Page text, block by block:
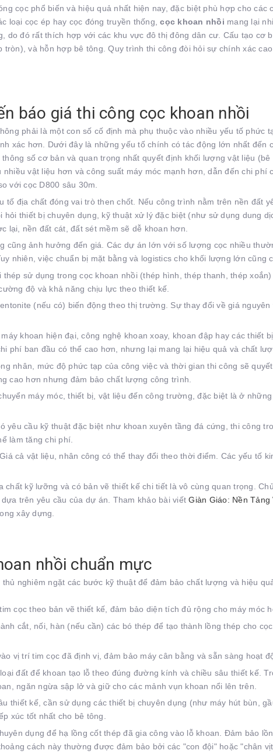
cọc phổ biến và hiệu quả nhất hiện nay, đặc biệt phù hợp cho các
loại cọc ép hay cọc đóng truyền thống,cọc khoan nhồi mang lại
do đó rất thích hợp với các khu vực đô thị đông dân cư. Cấu tạo cơ
và hỗn hợp bê tông. Quy trình thi công đòi hỏi sự chính xác
báo giá thi công cọc khoan nhồi
phải là một con số cố định mà phụ thuộc vào nhiều yếu tố phức
xác hơn. Dưới đây là những yếu tố chính có tác động lớn nhất đến
số cơ bản và quan trọng nhất quyết định khối lượng vật liệu
vật liệu hơn và công suất máy móc mạnh hơn, dẫn đến chi phí
với cọc D800 sâu 30m.
tố địa chất đóng vai trò then chốt. Nếu công trình nằm trên nền đất
thiết bị chuyên dụng, kỹ thuật xử lý đặc biệt (như sử dụng dung
lại, nền đất cát, đất sét mềm sẽ dễ khoan hơn.
cũng ảnh hưởng đến giá. Các dự án lớn với số lượng cọc nhiều
nhiên, việc chuẩn bị mặt bằng và logistics cho khối lượng lớn cũng
thép sử dụng trong cọc khoan nhồi (thép hình, thép thanh, thép
độ và khả năng chịu lực theo thiết kế.
(nếu có) biến động theo thị trường. Sự thay đổi về giá
khoan hiện đại, công nghệ khoan xoay, khoan đập hay các thiết
phí ban đầu có thể cao hơn, nhưng lại mang lại hiệu quả và chất
nhân, mức độ phức tạp của công việc và thời gian thi công sẽ
cao hơn nhưng đảm bảo chất lượng công trình.
máy móc, thiết bị, vật liệu đến công trường, đặc biệt là ở
yêu cầu kỹ thuật đặc biệt như khoan xuyên tầng đá cứng, thi công
làm tăng chi phí.
Giá cả vật liệu, nhân công có thể thay đổi theo thời điểm. Các yếu tố
kỹ lưỡng và có bản vẽ thiết kế chi tiết là vô cùng quan trọng.
trên yêu cầu của dự án. Tham khảo bài viếtGiàn Giáo: Nền
xây dựng.
nhồi chuẩn mực
nghiêm ngặt các bước kỹ thuật để đảm bảo chất lượng và hiệu
cọc theo bản vẽ thiết kế, đảm bảo diện tích đủ rộng cho máy móc
cắt, nối, hàn (nếu cần) các bó thép để tạo thành lồng thép cho
vị trí tim cọc đã định vị, đảm bảo máy cân bằng và sẵn sàng hoạt
đất để khoan tạo lỗ theo đúng đường kính và chiều sâu thiết kế.
ngăn ngừa sập lở và giữ cho các mảnh vụn khoan nổi lên trên.
thiết kế, cần sử dụng các thiết bị chuyên dụng (như máy hút bùn,
xúc tốt nhất cho bê tông.
dụng để hạ lồng cốt thép đã gia công vào lỗ khoan. Đảm bảo
cách này thường được đảm bảo bởi các "con đội" hoặc "chân